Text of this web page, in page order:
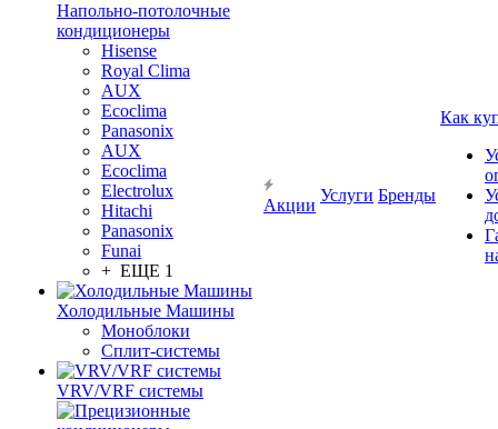
Напольно-потолочные
кондиционеры
Hisense
Royal Clima
AUX
Ecoclima
Panasonix
AUX
Ecoclima
Electrolux
Hitachi
Panasonix
Funai
+ ЕЩЕ 1
Холодильные Машины
Моноблоки
Сплит-системы
VRV/VRF системы
Акции
Услуги Бренды
Как